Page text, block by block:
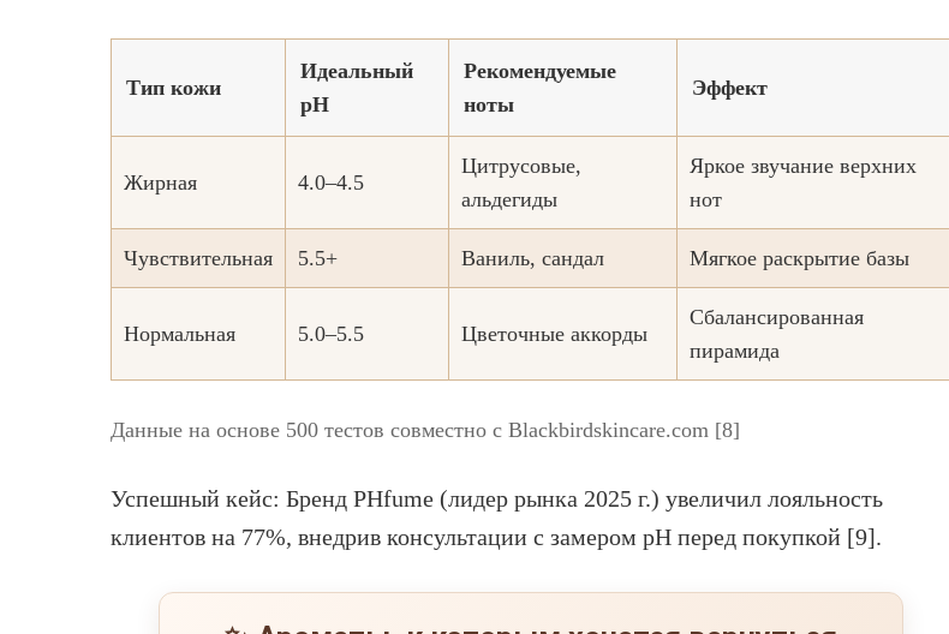
Тип кожи
Идеальный
pH
Рекомендуемые
ноты
Эффект
Жирная 4.0–4.5
Цитрусовые,
альдегиды
Яркое звучание верхних
нот
Чувствительная 5.5+ Ваниль, сандал Мягкое раскрытие базы
Нормальная 5.0–5.5 Цветочные аккорды
Сбалансированная
пирамида
Данные на основе 500 тестов совместно с Blackbirdskincare.com [8]
Успешный кейс: Бренд PHfume (лидер рынка 2025 г.) увеличил лояльность
клиентов на 77%, внедрив консультации с замером pH перед покупкой [9].